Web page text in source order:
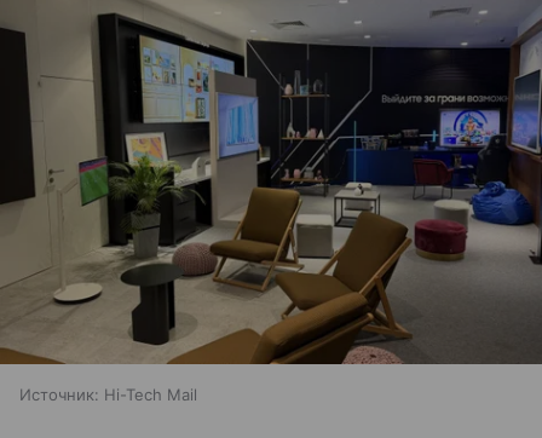
Источник: Hi-Tech Mail